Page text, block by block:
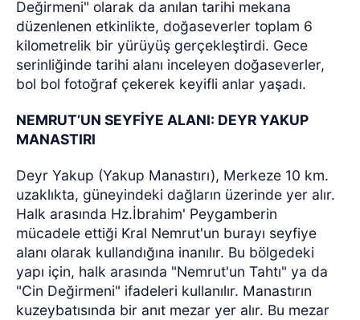
Değirmeni" olarak da anılan tarihi mekana
düzenlenen etkinlikte, doğaseverler toplam 6
kilometrelik bir yürüyüş gerçekleştirdi. Gece
serinliğinde tarihi alanı inceleyen doğaseverler,
bol bol fotoğraf çekerek keyifli anlar yaşadı.
NEMRUT’UN SEYFİYE ALANI: DEYR YAKUP
MANASTIRI
Deyr Yakup (Yakup Manastırı), Merkeze 10 km.
uzaklıkta, güneyindeki dağların üzerinde yer alır.
Halk arasında Hz.İbrahim' Peygamberin
mücadele ettiği Kral Nemrut'un burayı seyfiye
alanı olarak kullandığına inanılır. Bu bölgedeki
yapı için, halk arasında "Nemrut'un Tahtı" ya da
"Cin Değirmeni" ifadeleri kullanılır. Manastırın
kuzeybatısında bir anıt mezar yer alır. Bu mezar